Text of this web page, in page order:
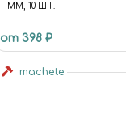
ММ, 10 ШТ.
от 398 ₽
machete